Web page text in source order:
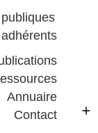
Annuaire
Contact